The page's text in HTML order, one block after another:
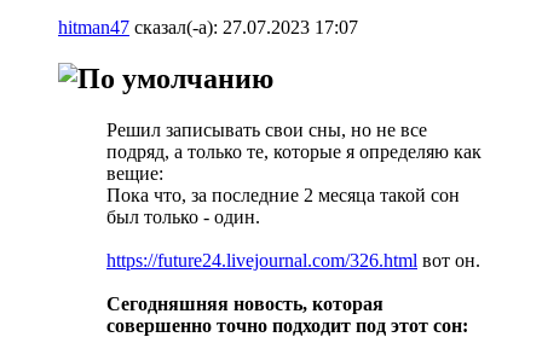
hitman47 сказал(-а): 27.07.2023 17:07
Решил записывать свои сны, но не все
подряд, а только те, которые я определяю как
вещие:
Пока что, за последние 2 месяца такой сон
был только - один.
https://future24.livejournal.com/326.html вот он.
Сегодняшняя новость, которая
совершенно точно подходит под этот сон: